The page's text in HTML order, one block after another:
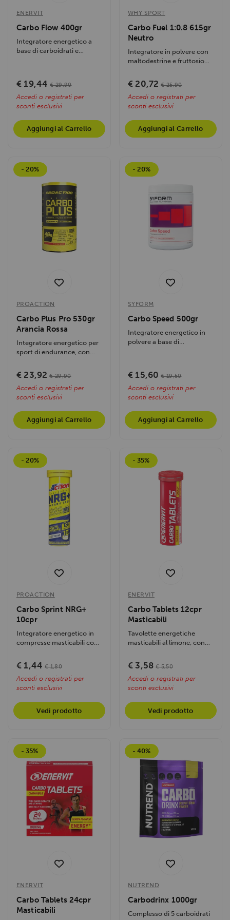
ENERVIT
Carbo Flow 400gr
Integratore energetico a
base di carboidrati e
€ 19,44 € 29,90
Accedi o registrati per
sconti esclusivi
Aggiungi al Carrello
WHY SPORT
Carbo Fuel 1:0.8 615gr
Neutro
Integratore in polvere con
maltodestrine e fruttosio
e...
€ 20,72 € 25,90
Accedi o registrati per
sconti esclusivi
Aggiungi al Carrello
- 20%
PROACTION
Carbo Plus Pro 530gr
Arancia Rossa
Integratore energetico per
sport di endurance, con
e...
€ 23,92 € 29,90
Accedi o registrati per
sconti esclusivi
Aggiungi al Carrello
- 20%
SYFORM
Carbo Speed 500gr
Integratore energetico in
polvere a base di
€ 15,60 € 19,50
Accedi o registrati per
sconti esclusivi
Aggiungi al Carrello
- 20%
PROACTION
Carbo Sprint NRG+
10cpr
Integratore energetico in
compresse masticabili con
tonici,...
€ 1,44 € 1,80
Accedi o registrati per
sconti esclusivi
Vedi prodotto
- 35%
ENERVIT
Carbo Tablets 12cpr
Masticabili
Tavolette energetiche
masticabili al limone, con
magnesio,...
€ 3,58 € 5,50
Accedi o registrati per
sconti esclusivi
Vedi prodotto
- 35%
ENERVIT
Carbo Tablets 24cpr
Masticabili
- 40%
NUTREND
Carbodrinx 1000gr
Complesso di 5 carboidrati